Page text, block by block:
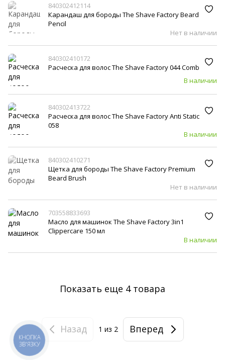
840302412114
Карандаш для бороды The Shave Factory Beard
Pencil
Нет в наличии
840302410172
Расческа для волос The Shave Factory 044 Comb
В наличии
840302413722
Расческа для волос The Shave Factory Anti Static
058
В наличии
840302410271
Щетка для бороды The Shave Factory Premium
Beard Brush
Нет в наличии
703558833693
Масло для машинок The Shave Factory 3in1
Clippercare 150 мл
В наличии
Показать еще 4 товара
Назад 1 из 2 Вперед
КНОПКА
ЗВ'ЯЗКУ